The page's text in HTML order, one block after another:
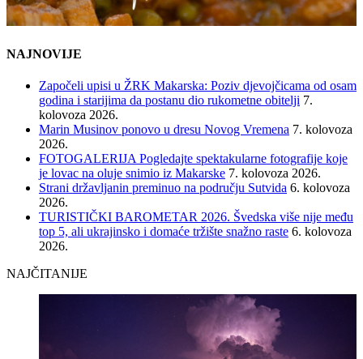
NAJNOVIJE
Započeli upisi u ŽRK Makarska: Poziv djevojčicama od osam
godina i starijima da postanu dio rukometne obitelji 7.
kolovoza 2026.
Marin Musinov ponovo u dresu Novog Vremena 7. kolovoza
2026.
FOTOGALERIJA Pogledajte spektakularne fotografije koje
je lovac na oluje snimio iz Makarske 7. kolovoza 2026.
Strani državljanin preminuo na području Sutvida 6. kolovoza
2026.
TURISTIČKI BAROMETAR 2026. Švedska više nije među
top 5, ali ukrajinsko i domaće tržište snažno raste 6. kolovoza
2026.
NAJČITANIJE